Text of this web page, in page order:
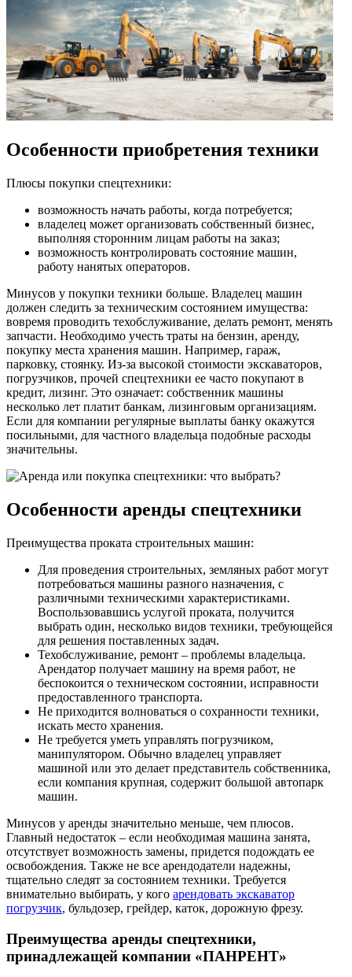
Особенности приобретения техники
Плюсы покупки спецтехники:
возможность начать работы, когда потребуется;
владелец может организовать собственный бизнес,
выполняя сторонним лицам работы на заказ;
возможность контролировать состояние машин,
работу нанятых операторов.
Минусов у покупки техники больше. Владелец машин
должен следить за техническим состоянием имущества:
вовремя проводить техобслуживание, делать ремонт, менять
запчасти. Необходимо учесть траты на бензин, аренду,
покупку места хранения машин. Например, гараж,
парковку, стоянку. Из-за высокой стоимости экскаваторов,
погрузчиков, прочей спецтехники ее часто покупают в
кредит, лизинг. Это означает: собственник машины
несколько лет платит банкам, лизинговым организациям.
Если для компании регулярные выплаты банку окажутся
посильными, для частного владельца подобные расходы
значительны.
Особенности аренды спецтехники
Преимущества проката строительных машин:
Для проведения строительных, земляных работ могут
потребоваться машины разного назначения, с
различными техническими характеристиками.
Воспользовавшись услугой проката, получится
выбрать один, несколько видов техники, требующейся
для решения поставленных задач.
Техобслуживание, ремонт – проблемы владельца.
Арендатор получает машину на время работ, не
беспокоится о техническом состоянии, исправности
предоставленного транспорта.
Не приходится волноваться о сохранности техники,
искать место хранения.
Не требуется уметь управлять погрузчиком,
манипулятором. Обычно владелец управляет
машиной или это делает представитель собственника,
если компания крупная, содержит большой автопарк
машин.
Минусов у аренды значительно меньше, чем плюсов.
Главный недостаток – если необходимая машина занята,
отсутствует возможность замены, придется подождать ее
освобождения. Также не все арендодатели надежны,
тщательно следят за состоянием техники. Требуется
внимательно выбирать, у кого арендовать экскаватор
погрузчик, бульдозер, грейдер, каток, дорожную фрезу.
Преимущества аренды спецтехники,
принадлежащей компании «ПАНРЕНТ»